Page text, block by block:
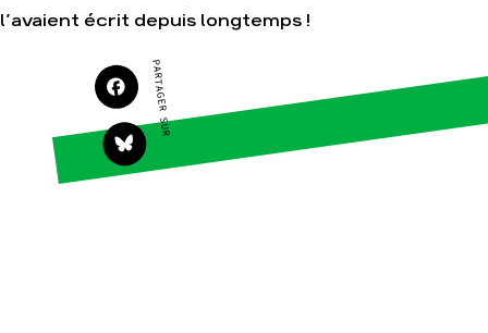
Faire un don
S'engager sur le terrain
Agir au quotidien
Soutenir les campagnes
Surproduction
l’avaient écrit depuis longtemps !
PARTAGER SUR